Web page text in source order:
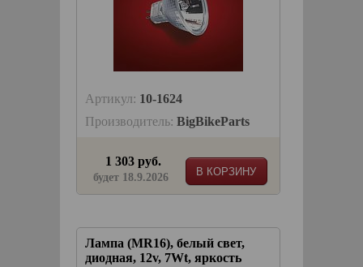
Артикул: 10-1624
Производитель: BigBikeParts
В КОРЗИНУ
1 303 руб.
будет 18.9.2026
Лампа (MR16), белый свет,
диодная, 12v, 7Wt, яркость